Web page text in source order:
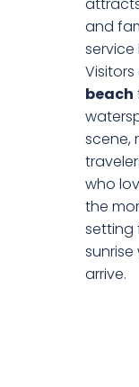
and
beach
scene,
who
the
setting
arrive.